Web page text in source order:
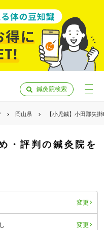
鍼灸院検索
岡山県 【小児鍼】小田郡矢
・評判の鍼灸院を
変更
変更